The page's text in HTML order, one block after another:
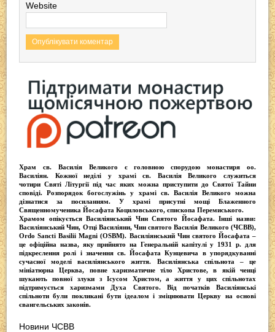
Website
Храм св. Василія Великого є головною спорудою монастиря оо.
Василіян. Кожної неділі у храмі св. Василія Великого служиться
чотириСвяті Літургії під час яких можна приступити до Святої Тайни
сповіді.Розпорядок богослужінь у храмі св. Василія Великого можна
дізнатися за посиланням. У храмі присутні мощі Блаженного
Священномученика Йосафата Коциловського, єпископа Перемиського.
Храмом опікуєтьсяВасиліянський Чин Святого Йосафата. Інші назви:
Василіянський Чин, Отці Василіяни, Чин святого Василія Великого (ЧСВВ),
Ordо Sancti Basilii Magni (OSBM). Василіянський Чин святого Йосафата –
це офіційна назва, яку прийнято на Генеральній капітулі у 1931 р. для
підкреслення ролі і значення св. Йосафата Кунцевича в упорядкуванні
сучасної моделі василіянського життя. Василіянська спільнота – це
мініатюрна Церква, повне харизматичне тіло Христове, в якій ченці
шукають повної злуки з Iсусом Христом, а життя у цих спільнотах
підтримується харизмами Духа Святого. Від початків Василіянські
спільноти були покликані бути ідеалом і зміцнювати Церкву на основі
євангельських законів.
Новини ЧСВВ